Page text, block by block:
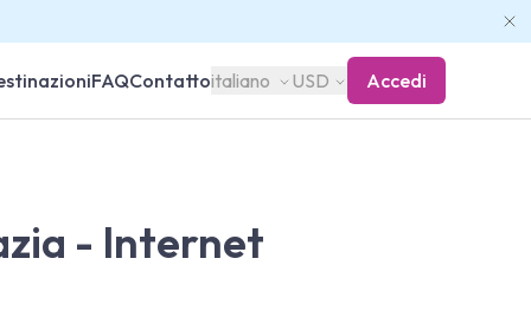
FAQContattoitaliano USD Accedi
- Internet